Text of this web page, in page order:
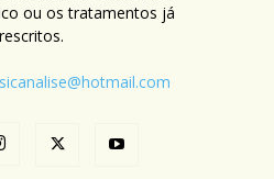
ou os tratamentos já